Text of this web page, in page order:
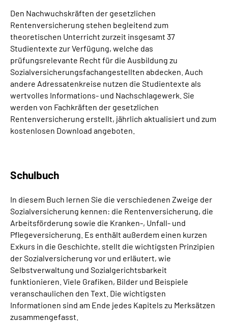
Language
Inhalte in Gebärdensprache (DGS)
Leichte Sprache
Mein Kundenportal
Den Nachwuchskräften der gesetzlichen
Rentenversicherung stehen begleitend zum
theoretischen Unterricht zurzeit insgesamt 37
Studientexte zur Verfügung, welche das
prüfungsrelevante Recht für die Ausbildung zu
Sozialversicherungsfachangestellten abdecken. Auch
andere Adressatenkreise nutzen die Studientexte als
wertvolles Informations- und Nachschlagewerk. Sie
werden von Fachkräften der gesetzlichen
Rentenversicherung erstellt, jährlich aktualisiert und zum
kostenlosen Download angeboten.
Schulbuch
In diesem Buch lernen Sie die verschiedenen Zweige der
Sozialversicherung kennen: die Rentenversicherung, die
Arbeitsförderung sowie die Kranken-, Unfall- und
Pflegeversicherung. Es enthält außerdem einen kurzen
Exkurs in die Geschichte, stellt die wichtigsten Prinzipien
der Sozialversicherung vor und erläutert, wie
Selbstverwaltung und Sozialgerichtsbarkeit
funktionieren. Viele Grafiken, Bilder und Beispiele
veranschaulichen den Text. Die wichtigsten
Informationen sind am Ende jedes Kapitels zu Merksätzen
zusammengefasst.